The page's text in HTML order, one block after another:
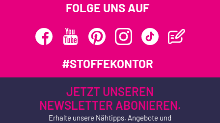
FOLGE UNS AUF
#STOFFEKONTOR
JETZT UNSEREN
NEWSLETTER ABONIEREN.
Erhalte unsere Nähtipps, Angebote und